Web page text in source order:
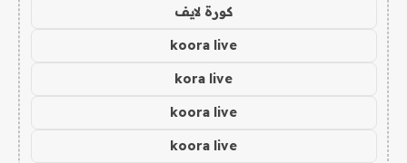
كورة لايف
koora live
kora live
koora live
koora live